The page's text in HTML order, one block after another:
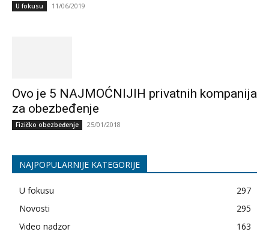
U fokusu 11/06/2019
Ovo je 5 NAJMOĆNIJIH privatnih kompanija
za obezbeđenje
Fizičko obezbeđenje 25/01/2018
NAJPOPULARNIJE KATEGORIJE
U fokusu
297
Novosti
295
Video nadzor
163